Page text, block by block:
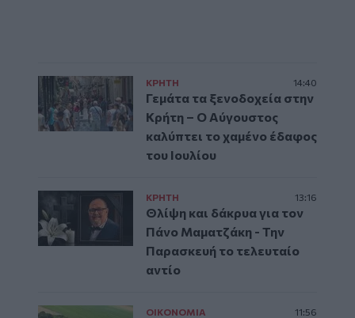
ΚΡΗΤΗ 14:40
Γεμάτα τα ξενοδοχεία στην
Κρήτη – Ο Αύγουστος
καλύπτει το χαμένο έδαφος
του Ιουλίου
ΚΡΗΤΗ 13:16
Θλίψη και δάκρυα για τον
Πάνο Μαματζάκη - Την
Παρασκευή το τελευταίο
αντίο
ΟΙΚΟΝΟΜΙΑ 11:56